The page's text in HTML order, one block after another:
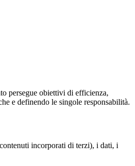
persegue obiettivi di efficienza,
e definendo le singole responsabilità.
incorporati di terzi), i dati, i